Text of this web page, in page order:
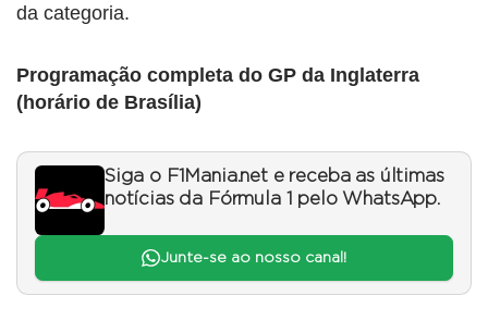
da categoria.
Programação completa do GP da Inglaterra
(horário de Brasília)
Siga o F1Mania.net e receba as últimas
notícias da Fórmula 1 pelo WhatsApp.
Junte-se ao nosso canal!